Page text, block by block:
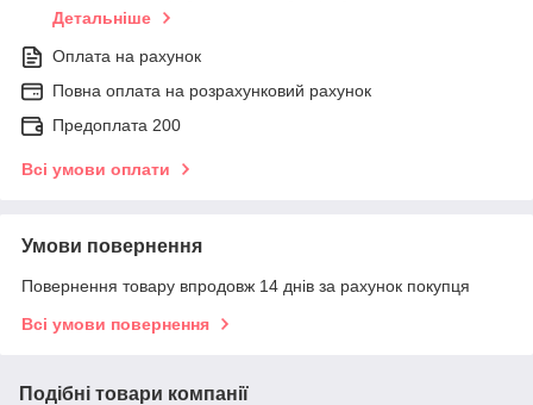
Детальніше
Оплата на рахунок
Повна оплата на розрахунковий рахунок
Предоплата 200
Всі умови оплати
Умови повернення
Повернення товару впродовж 14 днів за рахунок покупця
Всі умови повернення
Подібні товари компанії